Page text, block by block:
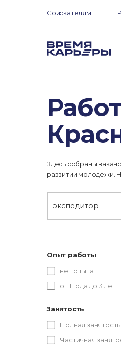
Соискателям
Здесь собраны
развитии молодежи.
Опыт работы
нет опыта
от 1 года до 3 лет
Занятость
Полная занятость
Частичная